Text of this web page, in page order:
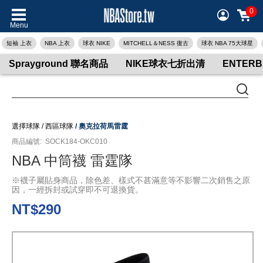
Menu
0
短袖 上衣 NBA 上衣 球衣 NIKE MITCHELL＆NESS 復古 球衣 NBA 75大球星
Sprayground 聯名商品 NIKE球衣七折出清
選擇球隊 /西區球隊 /奧克拉荷馬雷霆
商品編號: SOCK184-OKC010
NBA 中筒襪 雷霆隊
※襪子屬貼身商品，除色差、樣式不甚滿意等不影響二次銷售之原
因，一經拆封或試穿即不可退換貨。
NT$290